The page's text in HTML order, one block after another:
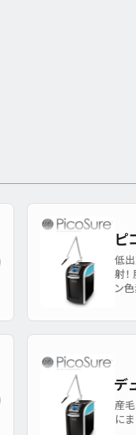
ピ
低
射！
ン
デ
産
に